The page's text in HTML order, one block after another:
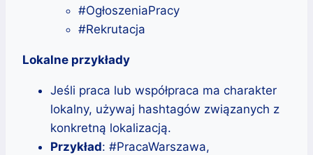
#OgłoszeniaPracy
#Rekrutacja
Lokalne przykłady
Jeśli praca lub współpraca ma charakter
lokalny, używaj hashtagów związanych z
konkretną lokalizacją.
Przykład: #PracaWarszawa,